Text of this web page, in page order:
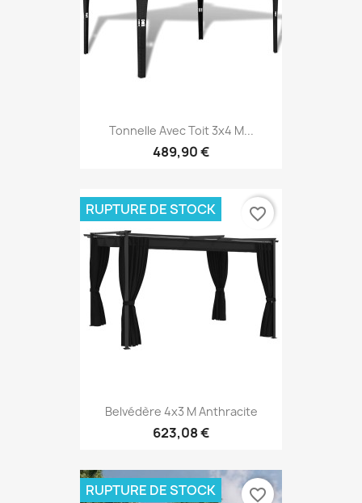
Tonnelle Avec Toit 3x4 M...
489,90 €
Belvédère 4x3 M Anthracite
623,08 €
RUPTURE DE STOCK favorite_border
RUPTURE DE STOCK favorite_border